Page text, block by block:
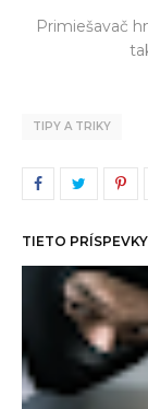
Primiešavač
TIPY A TRIKY
TIETO